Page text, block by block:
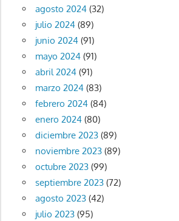
agosto 2024(32)
julio 2024(89)
junio 2024(91)
mayo 2024(91)
abril 2024(91)
marzo 2024(83)
febrero 2024(84)
enero 2024(80)
diciembre 2023(89)
noviembre 2023(89)
octubre 2023(99)
septiembre 2023(72)
agosto 2023(42)
julio 2023(95)